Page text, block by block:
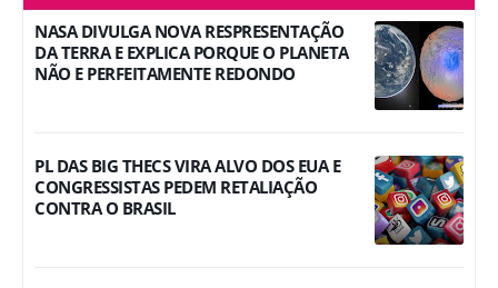
NASA DIVULGA NOVA RESPRESENTAÇÃO
DA TERRA E EXPLICA PORQUE O PLANETA
NÃO E PERFEITAMENTE REDONDO
PL DAS BIG THECS VIRA ALVO DOS EUA E
CONGRESSISTAS PEDEM RETALIAÇÃO
CONTRA O BRASIL